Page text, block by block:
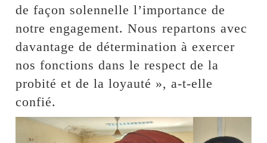
de façon solennelle l’importance de
notre engagement. Nous repartons avec
davantage de détermination à exercer
nos fonctions dans le respect de la
probité et de la loyauté », a-t-elle
confié.